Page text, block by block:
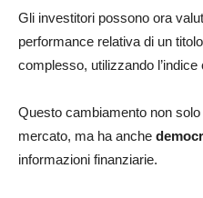
Gli investitori possono ora
performance relativa di un
complesso, utilizzando
Questo cambiamento non
mercato, ma ha anche
informazioni finanziarie.